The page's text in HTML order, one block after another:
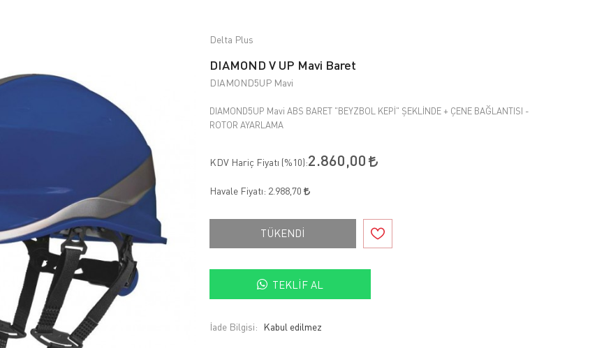
Delta Plus
DIAMOND V UP Mavi Baret
DIAMOND5UP Mavi
DIAMOND5UP Mavi ABS BARET "BEYZBOL KEPİ" ŞEKLİNDE + ÇENE BAĞLANTISI -
ROTOR AYARLAMA
KDV Hariç Fiyatı (%10):2.860,00
Havale Fiyatı: 2.988,70
TÜKENDİ
TEKLIF AL
İade Bilgisi: